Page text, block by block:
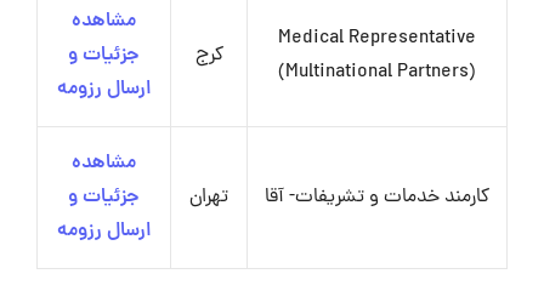
Medical Representative
(Multinational Partners)
کرج
مشاهده
جزئیات و
ارسال رزومه
کارمند خدمات و تشریفات- آقا تهران
مشاهده
جزئیات و
ارسال رزومه